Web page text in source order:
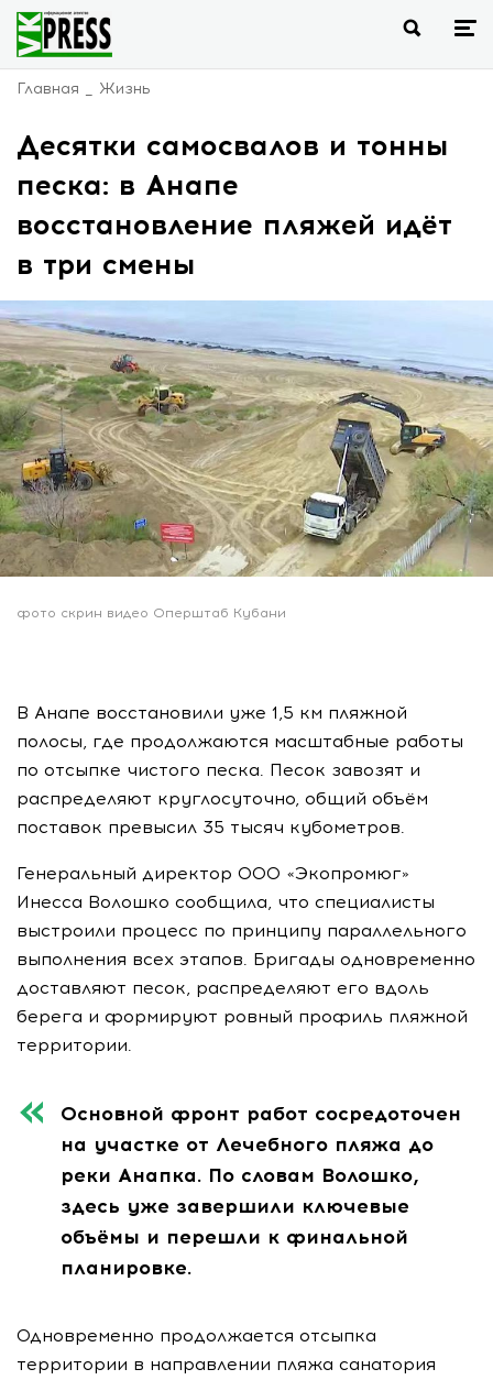
Главная Жизнь
Десятки самосвалов и тонны
песка: в Анапе
восстановление пляжей идёт
в три смены
фото скрин видео Оперштаб Кубани
В Анапе восстановили уже 1,5 км пляжной
полосы, где продолжаются масштабные работы
по отсыпке чистого песка. Песок завозят и
распределяют круглосуточно, общий объём
поставок превысил 35 тысяч кубометров.
Генеральный директор ООО «Экопромюг»
Инесса Волошко сообщила, что специалисты
выстроили процесс по принципу параллельного
выполнения всех этапов. Бригады одновременно
доставляют песок, распределяют его вдоль
берега и формируют ровный профиль пляжной
территории.
Основной фронт работ сосредоточен
на участке от Лечебного пляжа до
реки Анапка. По словам Волошко,
здесь уже завершили ключевые
объёмы и перешли к финальной
планировке.
Одновременно продолжается отсыпка
территории в направлении пляжа санатория